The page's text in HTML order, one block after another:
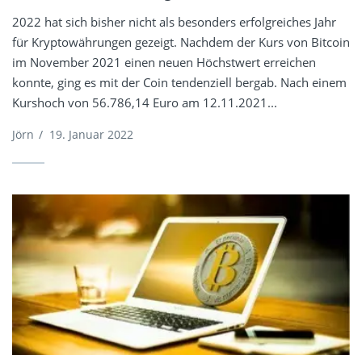
2022 hat sich bisher nicht als besonders erfolgreiches Jahr
für Kryptowährungen gezeigt. Nachdem der Kurs von Bitcoin
im November 2021 einen neuen Höchstwert erreichen
konnte, ging es mit der Coin tendenziell bergab. Nach einem
Kurshoch von 56.786,14 Euro am 12.11.2021...
Jörn / 19. Januar 2022